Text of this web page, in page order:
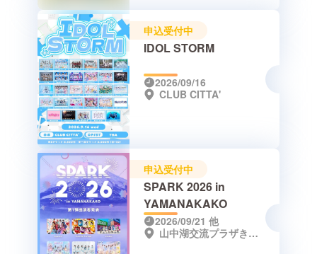
申込受付中
IDOL STORM
2026/09/16
CLUB CITTA'
申込受付中
SPARK 2026 in
YAMANAKAKO
2026/09/21 他
山中湖交流プラザきらら